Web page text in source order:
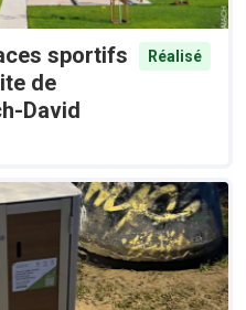
sportifs
de
David
Réalisé